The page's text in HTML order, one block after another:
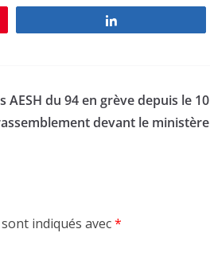
AESH du 94 en grève depuis le 10
devant le ministère
indiqués avec*